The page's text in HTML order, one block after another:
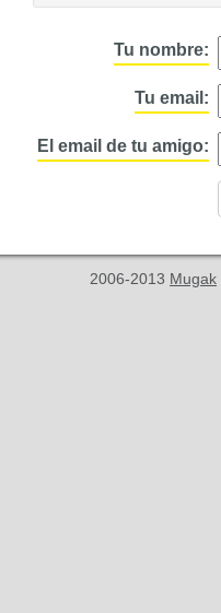
Tu nombre:
Tu email:
El email de tu amigo:
2006-2013 Mugak